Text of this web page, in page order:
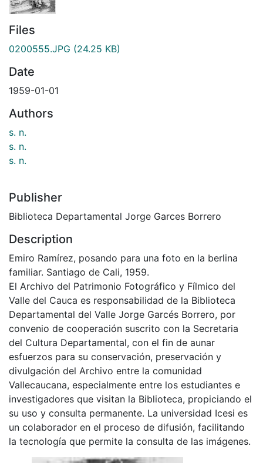
Files
0200555.JPG (24.25 KB)
Date
1959-01-01
Authors
s. n.
s. n.
s. n.
Publisher
Biblioteca Departamental Jorge Garces Borrero
Description
Emiro Ramírez, posando para una foto en la berlina
familiar. Santiago de Cali, 1959.
El Archivo del Patrimonio Fotográfico y Fílmico del
Valle del Cauca es responsabilidad de la Biblioteca
Departamental del Valle Jorge Garcés Borrero, por
convenio de cooperación suscrito con la Secretaria
del Cultura Departamental, con el fin de aunar
esfuerzos para su conservación, preservación y
divulgación del Archivo entre la comunidad
Vallecaucana, especialmente entre los estudiantes e
investigadores que visitan la Biblioteca, propiciando el
su uso y consulta permanente. La universidad Icesi es
un colaborador en el proceso de difusión, facilitando
la tecnología que permite la consulta de las imágenes.